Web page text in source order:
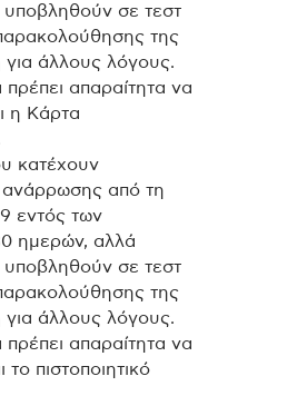
υποβληθούν σε τεστ
της
για άλλους λόγους.
πρέπει απαραίτητα να
η Κάρτα
κατέχουν
ανάρρωσης από τη
εντός των
ημερών, αλλά
υποβληθούν σε τεστ
της
για άλλους λόγους.
πρέπει απαραίτητα να
το πιστοποιητικό